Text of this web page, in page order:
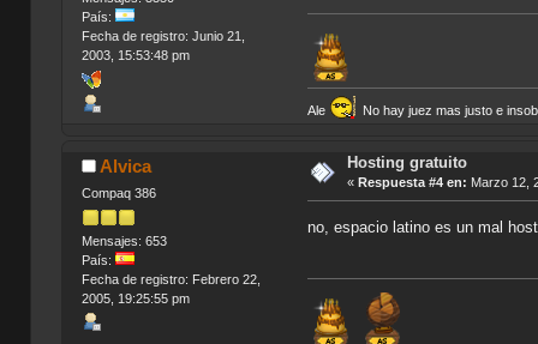
País:
Fecha de registro: Junio 21,
2003, 15:53:48 pm
Ale No hay juez mas justo e
Alvica
Compaq 386
Mensajes: 653
País:
Fecha de registro: Febrero 22,
2005, 19:25:55 pm
Hosting gratuito
« Respuesta #4 en: Marzo 12,
no, espacio latino es un mal